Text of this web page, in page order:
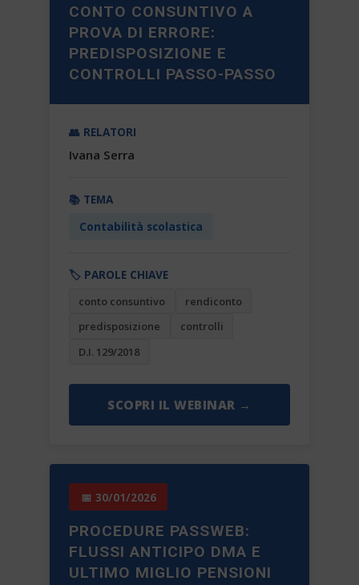
CONTO CONSUNTIVO A
PROVA DI ERRORE:
PREDISPOSIZIONE E
CONTROLLI PASSO-PASSO
👥 RELATORI
Ivana Serra
📚 TEMA
Contabilità scolastica
🏷️ PAROLE CHIAVE
conto consuntivo
rendiconto
predisposizione
controlli
D.I. 129/2018
SCOPRI IL WEBINAR →
📅 30/01/2026
PROCEDURE PASSWEB:
FLUSSI ANTICIPO DMA E
ULTIMO MIGLIO PENSIONI